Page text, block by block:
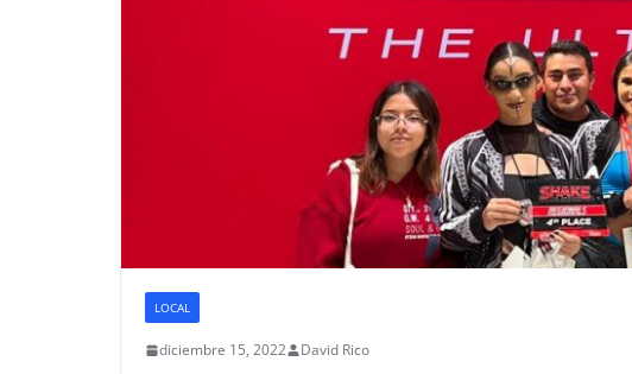
LOCAL
diciembre 15, 2022 David Rico